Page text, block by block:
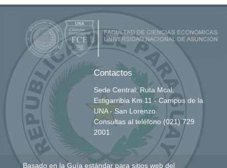
Contactos
Sede Central: Ruta Mcal.
Estigarribia Km 11 - Campus de la
UNA - San Lorenzo
Consultas al teléfono (021) 729
2001
Basado en la Guía estándar para sitios web del